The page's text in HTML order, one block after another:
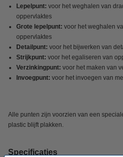
Lepelpunt: voor het weghalen van
oppervlaktes
Grote lepelpunt: voor het weghalen
oppervlaktes
Detailpunt: voor het bijwerken van
Strijkpunt: voor het egaliseren van
Verzinkingpunt: voor het maken van
Invoegpunt: voor het invoegen van
Alle punten zijn voorzien van een
plastic blijft plakken.
Specificaties